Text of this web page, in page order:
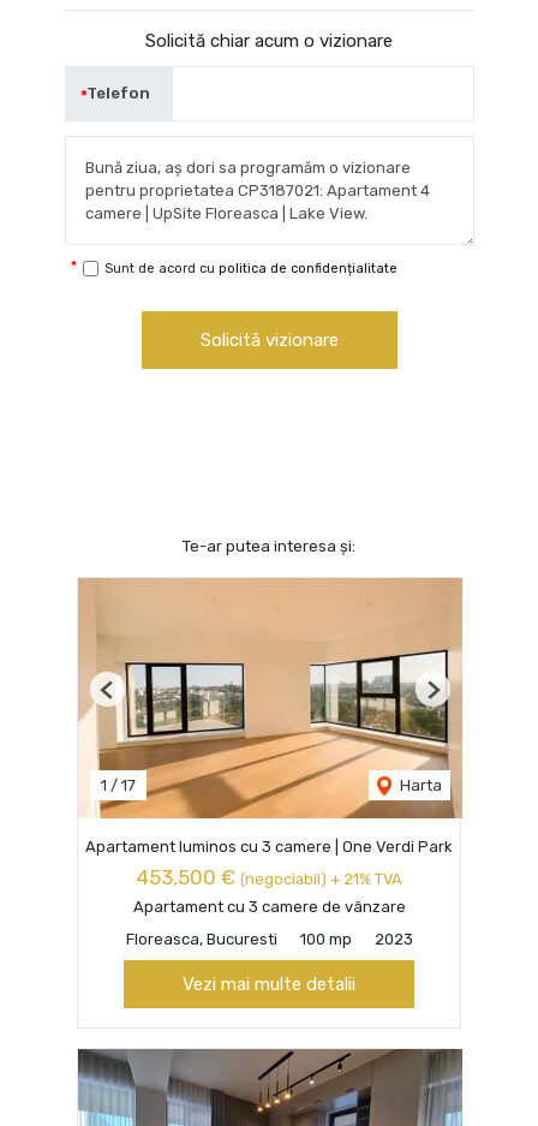
Solicită chiar acum o vizionare
Telefon
Sunt de acord cu politica de confidențialitate
Solicită vizionare
Te-ar putea interesa și:
1 / 17 Harta
Previous Next
Apartament luminos cu 3 camere | One Verdi Park
453,500 € (negociabil) + 21% TVA
Apartament cu 3 camere de vânzare
Floreasca, Bucuresti
100 mp 2023
Vezi mai multe detalii